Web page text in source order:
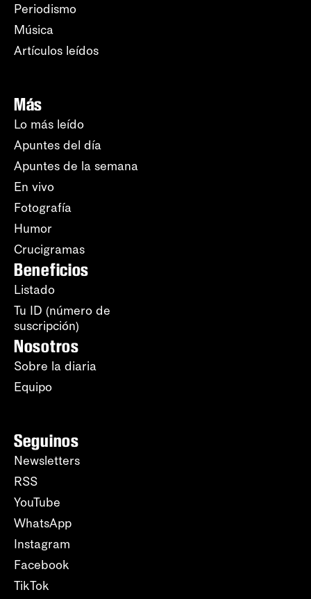
Periodismo
Música
Artículos leídos
Más
Lo más leído
Apuntes del día
Apuntes de la semana
En vivo
Fotografía
Humor
Crucigramas
Beneficios
Listado
Tu ID (número de
suscripción)
Nosotros
Sobre la diaria
Equipo
Seguinos
Newsletters
RSS
YouTube
WhatsApp
Instagram
Facebook
TikTok